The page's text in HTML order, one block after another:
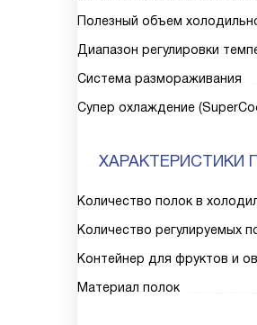
Полезный объем
Диапазон регулировки
Система размораживания
Супер охлаждение
ХАРАКТЕРИСТИКИ
Количество полок в
Количество регулируемых
Контейнер для фруктов и
Материал полок